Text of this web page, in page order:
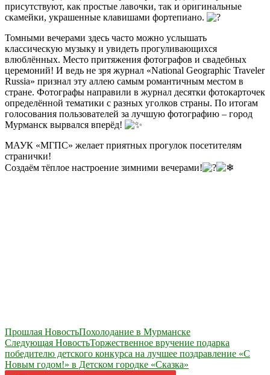
присутствуют, как простые лавочки, так и оригинальные
скамейки, украшенные клавишами фортепиано.
Томными вечерами здесь часто можно услышать
классическую музыку и увидеть прогуливающихся
влюблённых. Место притяжения фотографов и свадебных
церемоний! И ведь не зря журнал «National Geographic Traveler
Russia» признал эту аллею самым романтичным местом в
стране. Фотографы направили в журнал десятки фотокарточек
определённой тематики с разных уголков страны. По итогам
голосования пользователей за лучшую фотографию – город
Мурманск вырвался вперёд!
МАУК «МГПС» желает приятных прогулок посетителям
странички!
Создаём тёплое настроение зимними вечерами!
Навигация
по
записям
Прошлая НовостьПохолодание в Мурманске
Следующая НовостьТоржественное вручение подарка
победителю детского конкурса на лучшее поздравление «С
Новым годом!» в Детском городке «Сказка»